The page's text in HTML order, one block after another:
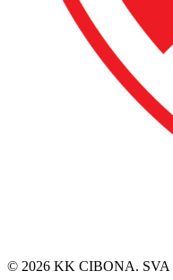
© 2026 KK CIBONA.